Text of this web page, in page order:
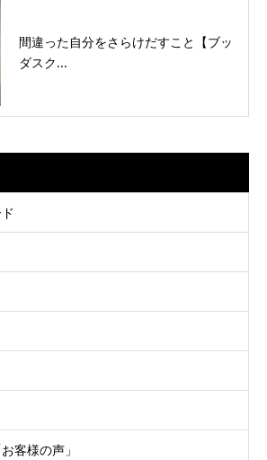
間違った自分をさらけだすこと【ブッ
ダスク...
客様の声」